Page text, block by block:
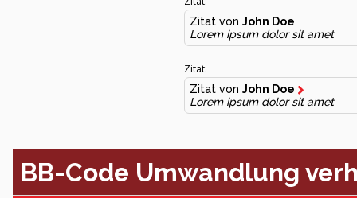
Zitat von John Doe
Lorem ipsum dolor sit amet
Zitat:
Zitat von John Doe
Lorem ipsum dolor sit amet
BB-Code Umwandlung